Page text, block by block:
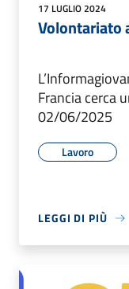
17 LUGLIO 2024
Volontariato
Francia cerca
02/06/2025
Lavoro
LEGGI DI PIÙ